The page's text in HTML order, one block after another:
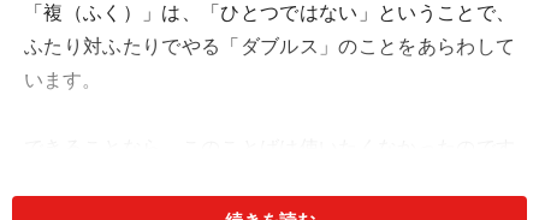
「複（ふく）」は、「ひとつではない」ということで、
ふたり対ふたりでやる「ダブルス」のことをあらわして
います。
で」と決まっているのです。